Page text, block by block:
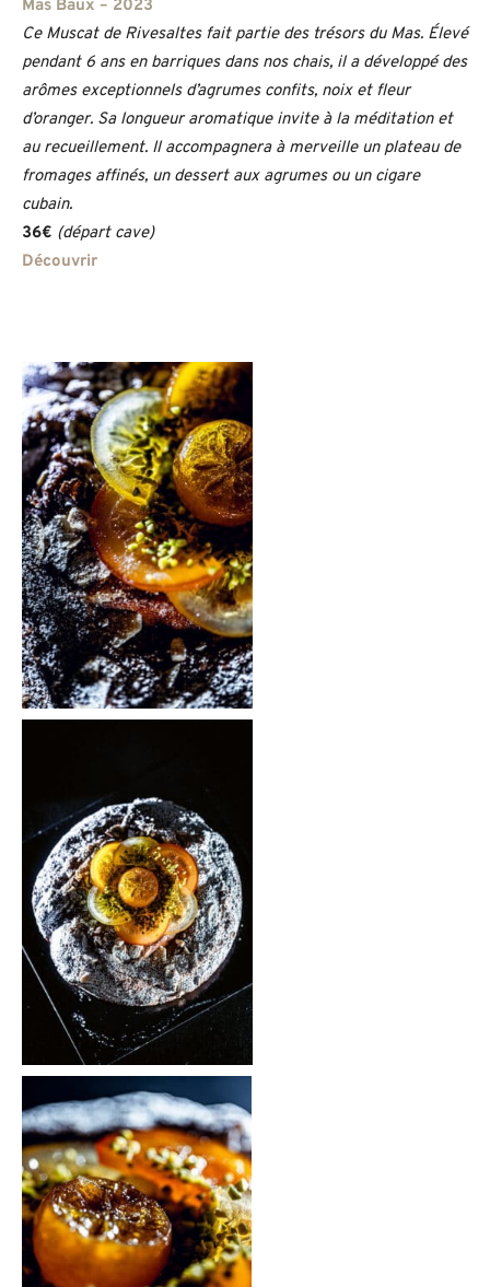
Mas Baux – 2023
Ce Muscat de Rivesaltes fait partie des trésors du Mas. Élevé
pendant 6 ans en barriques dans nos chais, il a développé des
arômes exceptionnels d’agrumes confits, noix et fleur
d’oranger. Sa longueur aromatique invite à la méditation et
au recueillement. Il accompagnera à merveille un plateau de
fromages affinés, un dessert aux agrumes ou un cigare
cubain.
36€ (départ cave)
Découvrir